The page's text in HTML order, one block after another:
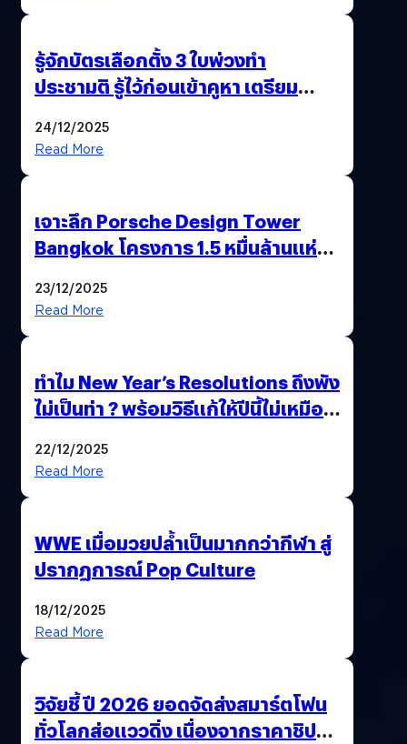
รู้จักบัตรเลือกตั้ง 3 ใบพ่วงทำ
ประชามติ รู้ไว้ก่อนเข้าคูหา เตรียม
24/12/2025
Read More
เจาะลึก Porsche Design Tower
Bangkok โครงการ 1.5 หมื่นล้านแห่ง
23/12/2025
Read More
ทำไม New Year’s Resolutions ถึงพัง
ไม่เป็นท่า ? พร้อมวิธีแก้ให้ปีนี้ไม่เหมือน
22/12/2025
Read More
WWE เมื่อมวยปล้ำเป็นมากกว่ากีฬา สู่
ปรากฏการณ์ Pop Culture
18/12/2025
Read More
วิจัยชี้ ปี 2026 ยอดจัดส่งสมาร์ตโฟน
ทั่วโลกส่อแววดิ่ง เนื่องจากราคาชิป